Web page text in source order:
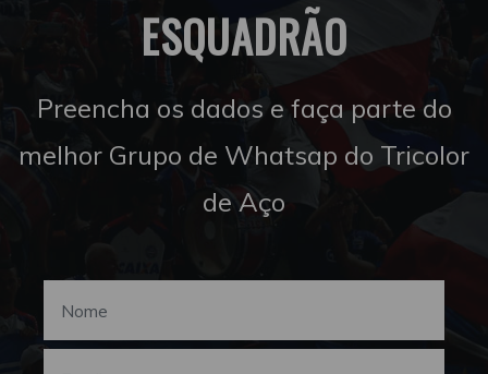
ESQUADRÃO
Preencha os dados e faça parte do
melhor Grupo de Whatsap do Tricolor
de Aço